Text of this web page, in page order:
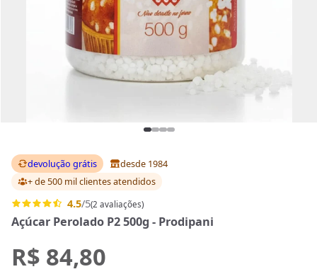
devolução grátis
desde 1984
+ de 500 mil clientesatendidos
4.5/5(2 avaliações)
Açúcar Perolado P2 500g - Prodipani
R$ 84,80